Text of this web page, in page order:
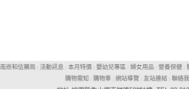
南崁和信藥局 | 活動訊息 | 本月特價 | 嬰幼兒專區 | 婦女用品 | 營養保健|
購物需知 | 購物車| 網站導覽 | 友站連結 | 聯絡